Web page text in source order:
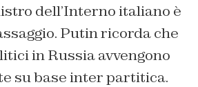
dell’Interno italiano è
Putin ricorda che
in Russia avvengono
su base inter partitica.